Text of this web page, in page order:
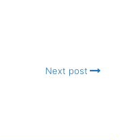
Next post